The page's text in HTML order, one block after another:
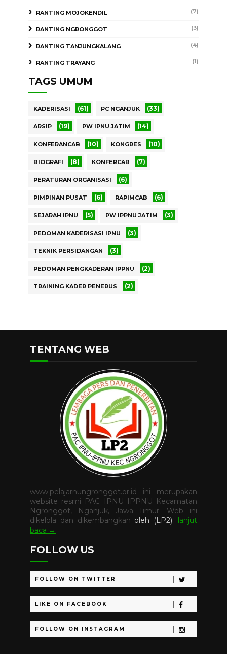
RANTING MOJOKENDIL (7)
RANTING NGRONGGOT (3)
RANTING TANJUNGKALANG (4)
RANTING TRAYANG (1)
TAGS UMUM
KADERISASI (61) PC NGANJUK (33)
ARSIP (19) PW IPNU JATIM (14)
KONFERANCAB (10) KONGRES (10)
BIOGRAFI (8) KONFERCAB (7)
PERATURAN ORGANISASI (6)
PIMPINAN PUSAT (6) RAPIMCAB (6)
SEJARAH IPNU (5) PW IPPNU JATIM (3)
PEDOMAN KADERISASI IPNU (3)
TEKNIK PERSIDANGAN (3)
PEDOMAN PENGKADERAN IPPNU (2)
TRAINING KADER PENERUS (2)
TENTANG WEB
www.pelajarnungronggot.or.id ini merupakan
website resmi PAC IPNU IPPNU Kecamatan
Ngronggot, Nganjuk, Jawa Timur. Web ini
dikelola dan dikembangkan oleh (LP2). lanjut
baca →
FOLLOW US
FOLLOW ON TWITTER
LIKE ON FACEBOOK
FOLLOW ON INSTAGRAM